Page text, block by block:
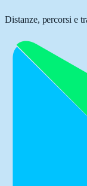
Distanze, percorsi e